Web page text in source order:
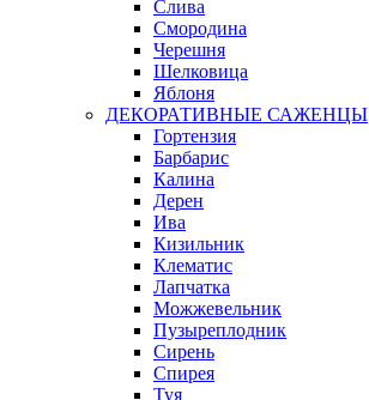
Слива
Смородина
Черешня
Шелковица
Яблоня
ДЕКОРАТИВНЫЕ САЖЕНЦЫ
Гортензия
Барбарис
Калина
Дерен
Ива
Кизильник
Клематис
Лапчатка
Можжевельник
Пузыреплодник
Сирень
Спирея
Туя